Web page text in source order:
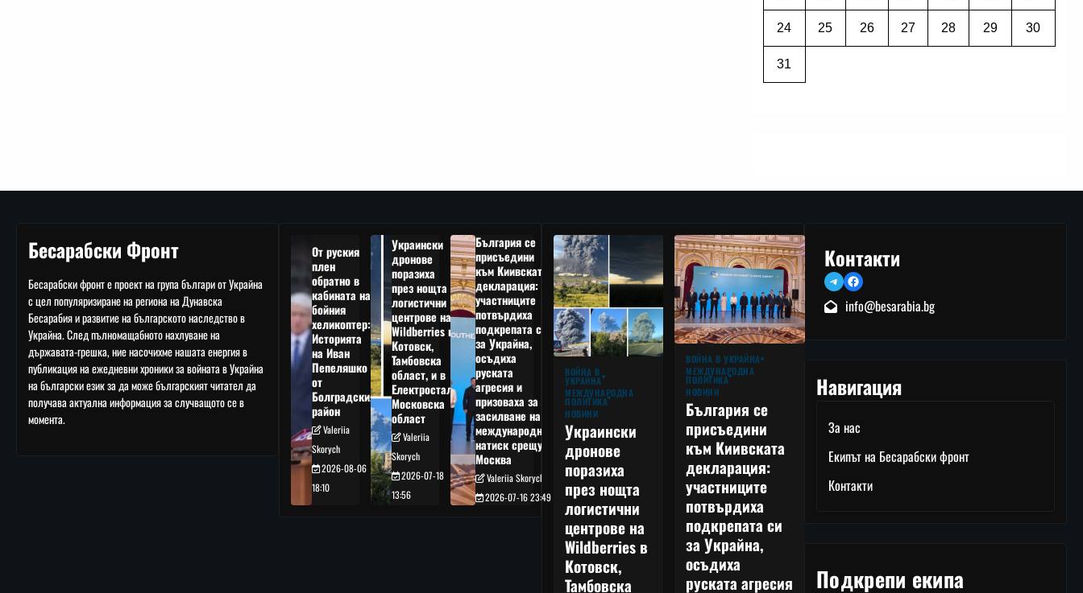
24 25 26 27 28 29 30
31
Бесарабски Фронт
Бесарабски фронт е проект на група българи от Украйна
с цел популяризиране на региона на Дунавска
Бесарабия и развитие на българското наследство в
Украйна. След пълномащабното нахлуване на
държавата-грешка, ние насочихме нашата енергия в
публикация на ежедневни хроники за войната в Украйна
на български език за да може българският читател да
получава актуална информация за случващото се в
момента.
От руския
плен
обратно в
кабината на
бойния
хеликоптер:
Историята
на Иван
Пепеляшко
от
Болградския
район
Valeriia
Skorych
2026-08-06
18:10
Украински
дронове
поразиха
през нощта
логистични
центрове на
Wildberries в
Котовск,
Тамбовска
област, и в
Електростал,
Московска
област
Valeriia
Skorych
2026-07-18
13:56
България се
присъедини
към Киивската
декларация:
участниците
потвърдиха
подкрепата си
за Украйна,
осъдиха
руската
агресия и
призоваха за
засилване на
международния
натиск срещу
Москва
Valeriia Skorych
2026-07-16 23:49
ВОЙНА В
УКРАЙНА
МЕЖДУНАРОДНА
ПОЛИТИКА
НОВИНИ
Украински
дронове
поразиха
през нощта
логистични
центрове на
Wildberries в
Котовск,
Тамбовска
ВОЙНА В УКРАЙНА
МЕЖДУНАРОДНА
ПОЛИТИКА
НОВИНИ
България се
присъедини
към Киивската
декларация:
участниците
потвърдиха
подкрепата си
за Украйна,
осъдиха
руската агресия
Контакти
TelegramFacebook
info@besarabia.bg
Навигация
За нас
Екипът на Бесарабски фронт
Контакти
Подкрепи екипа